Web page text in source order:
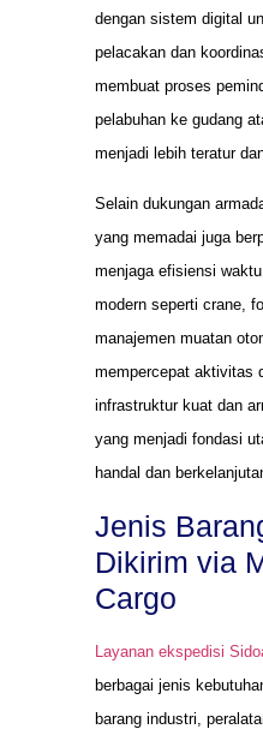
dengan sistem digital
pelacakan dan
membuat proses
pelabuhan ke gudang
menjadi lebih teratur
Selain dukungan
yang memadai juga
menjaga efisiensi
modern seperti crane,
manajemen muatan
mempercepat aktivitas
infrastruktur kuat dan
yang menjadi fondasi
handal dan
Jenis
Dikirim via
Cargo
Layanan ekspedisi
berbagai jenis
barang industri,